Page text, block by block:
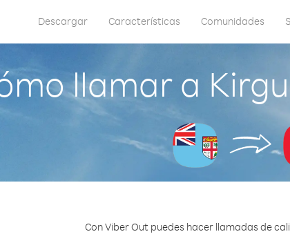
Descargar Características Comunidades
llamar a
Con Viber Out puedes hacer llamadas de